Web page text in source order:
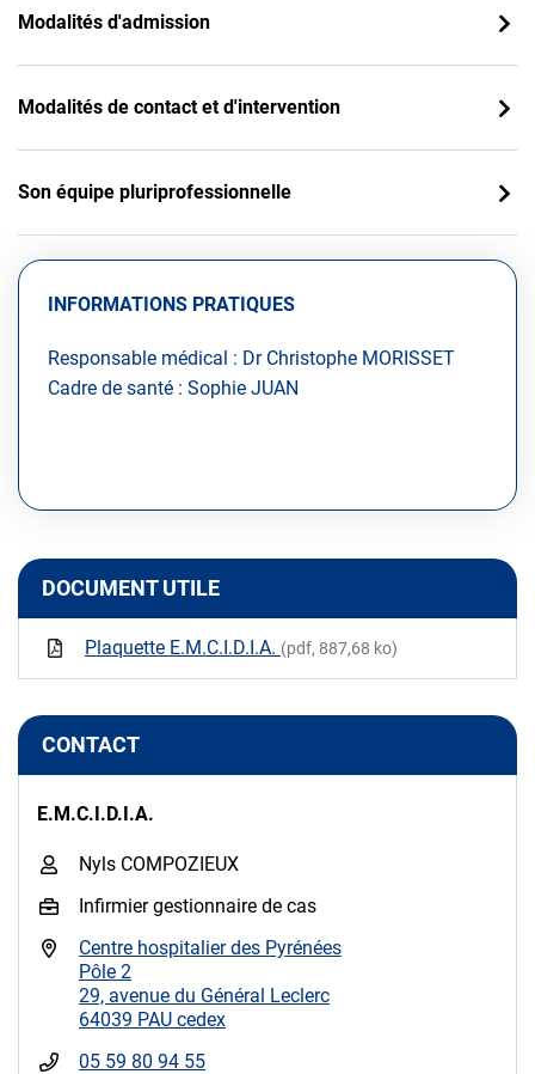
Modalités d'admission
Modalités de contact et d'intervention
Son équipe pluriprofessionnelle
INFORMATIONS PRATIQUES
Responsable médical : Dr Christophe MORISSET
Cadre de santé : Sophie JUAN
DOCUMENT UTILE
Plaquette E.M.C.I.D.I.A. (pdf, 887,68 ko)
CONTACT
E.M.C.I.D.I.A.
Nyls COMPOZIEUX
Infirmier gestionnaire de cas
Centre hospitalier des Pyrénées
Pôle 2
29, avenue du Général Leclerc
64039 PAU cedex
05 59 80 94 55